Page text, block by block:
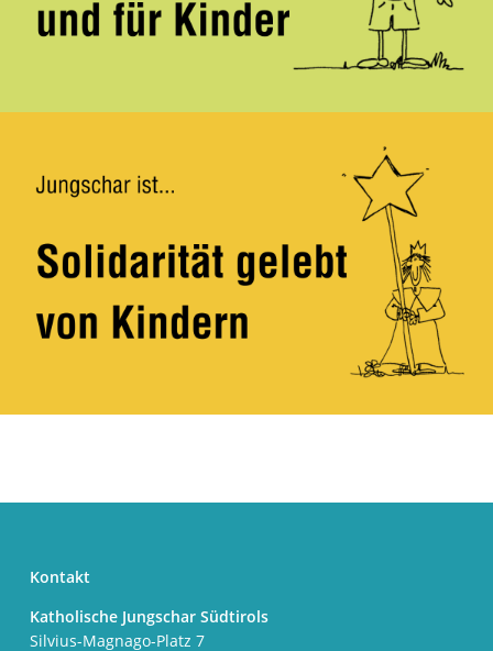
Kontakt
Katholische Jungschar Südtirols
Silvius-Magnago-Platz 7